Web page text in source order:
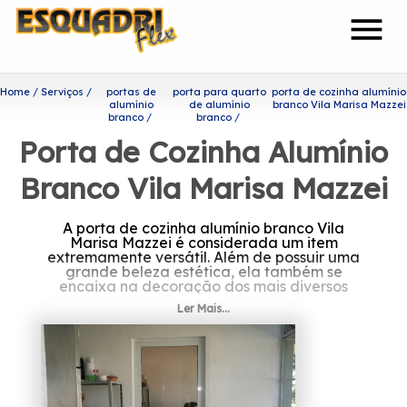
menu
Home Serviços
portas de
alumínio
branco
porta para quarto
de alumínio
branco
porta de cozinha alumínio
branco Vila Marisa Mazzei
Porta de Cozinha Alumínio
Branco Vila Marisa Mazzei
A porta de cozinha alumínio branco Vila
Marisa Mazzei é considerada um item
extremamente versátil. Além de possuir uma
grande beleza estética, ela também se
encaixa na decoração dos mais diversos
ambientes.
Saiba mais sobre porta de
cozinha alumínio branco Vila
Marisa Mazzei
Ler Mais...